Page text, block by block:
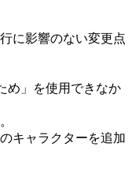
に影響のない変更点
」を使用できなか
キャラクターを追加